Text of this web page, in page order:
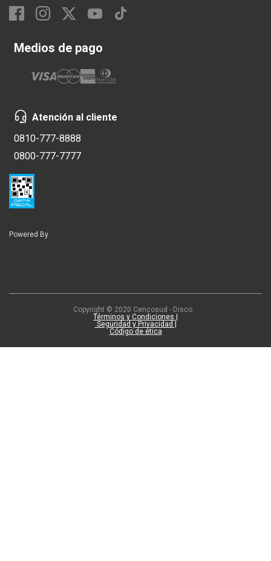
Medios de pago
Atención al cliente
0810-777-8888
0800-777-7777
Powered By
Copyright © 2020 Cencosud - Disco
Términos y Condiciones |
Seguridad y Privacidad |
Código de ética